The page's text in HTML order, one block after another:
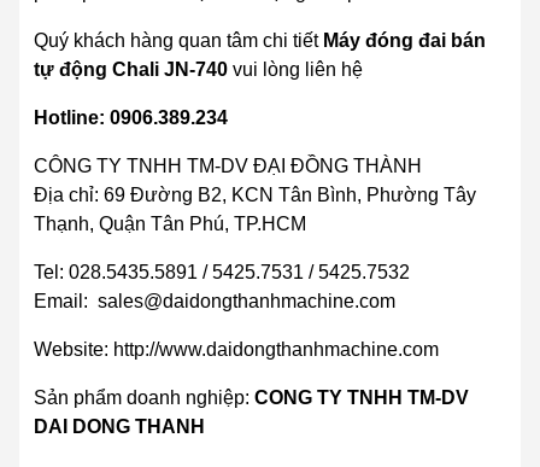
Quý khách hàng quan tâm chi tiết Máy đóng đai bán
tự động Chali JN-740 vui lòng liên hệ
Hotline: 0906.389.234
CÔNG TY TNHH TM-DV ĐẠI ĐỒNG THÀNH
Địa chỉ: 69 Đường B2, KCN Tân Bình, Phường Tây
Thạnh, Quận Tân Phú, TP.HCM
Tel: 028.5435.5891 / 5425.7531 / 5425.7532
Email: sales@daidongthanhmachine.com
Website: http://www.daidongthanhmachine.com
Sản phẩm doanh nghiệp: CONG TY TNHH TM-DV
DAI DONG THANH